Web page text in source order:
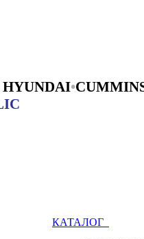
HYUNDAI•
КАТАЛОГ